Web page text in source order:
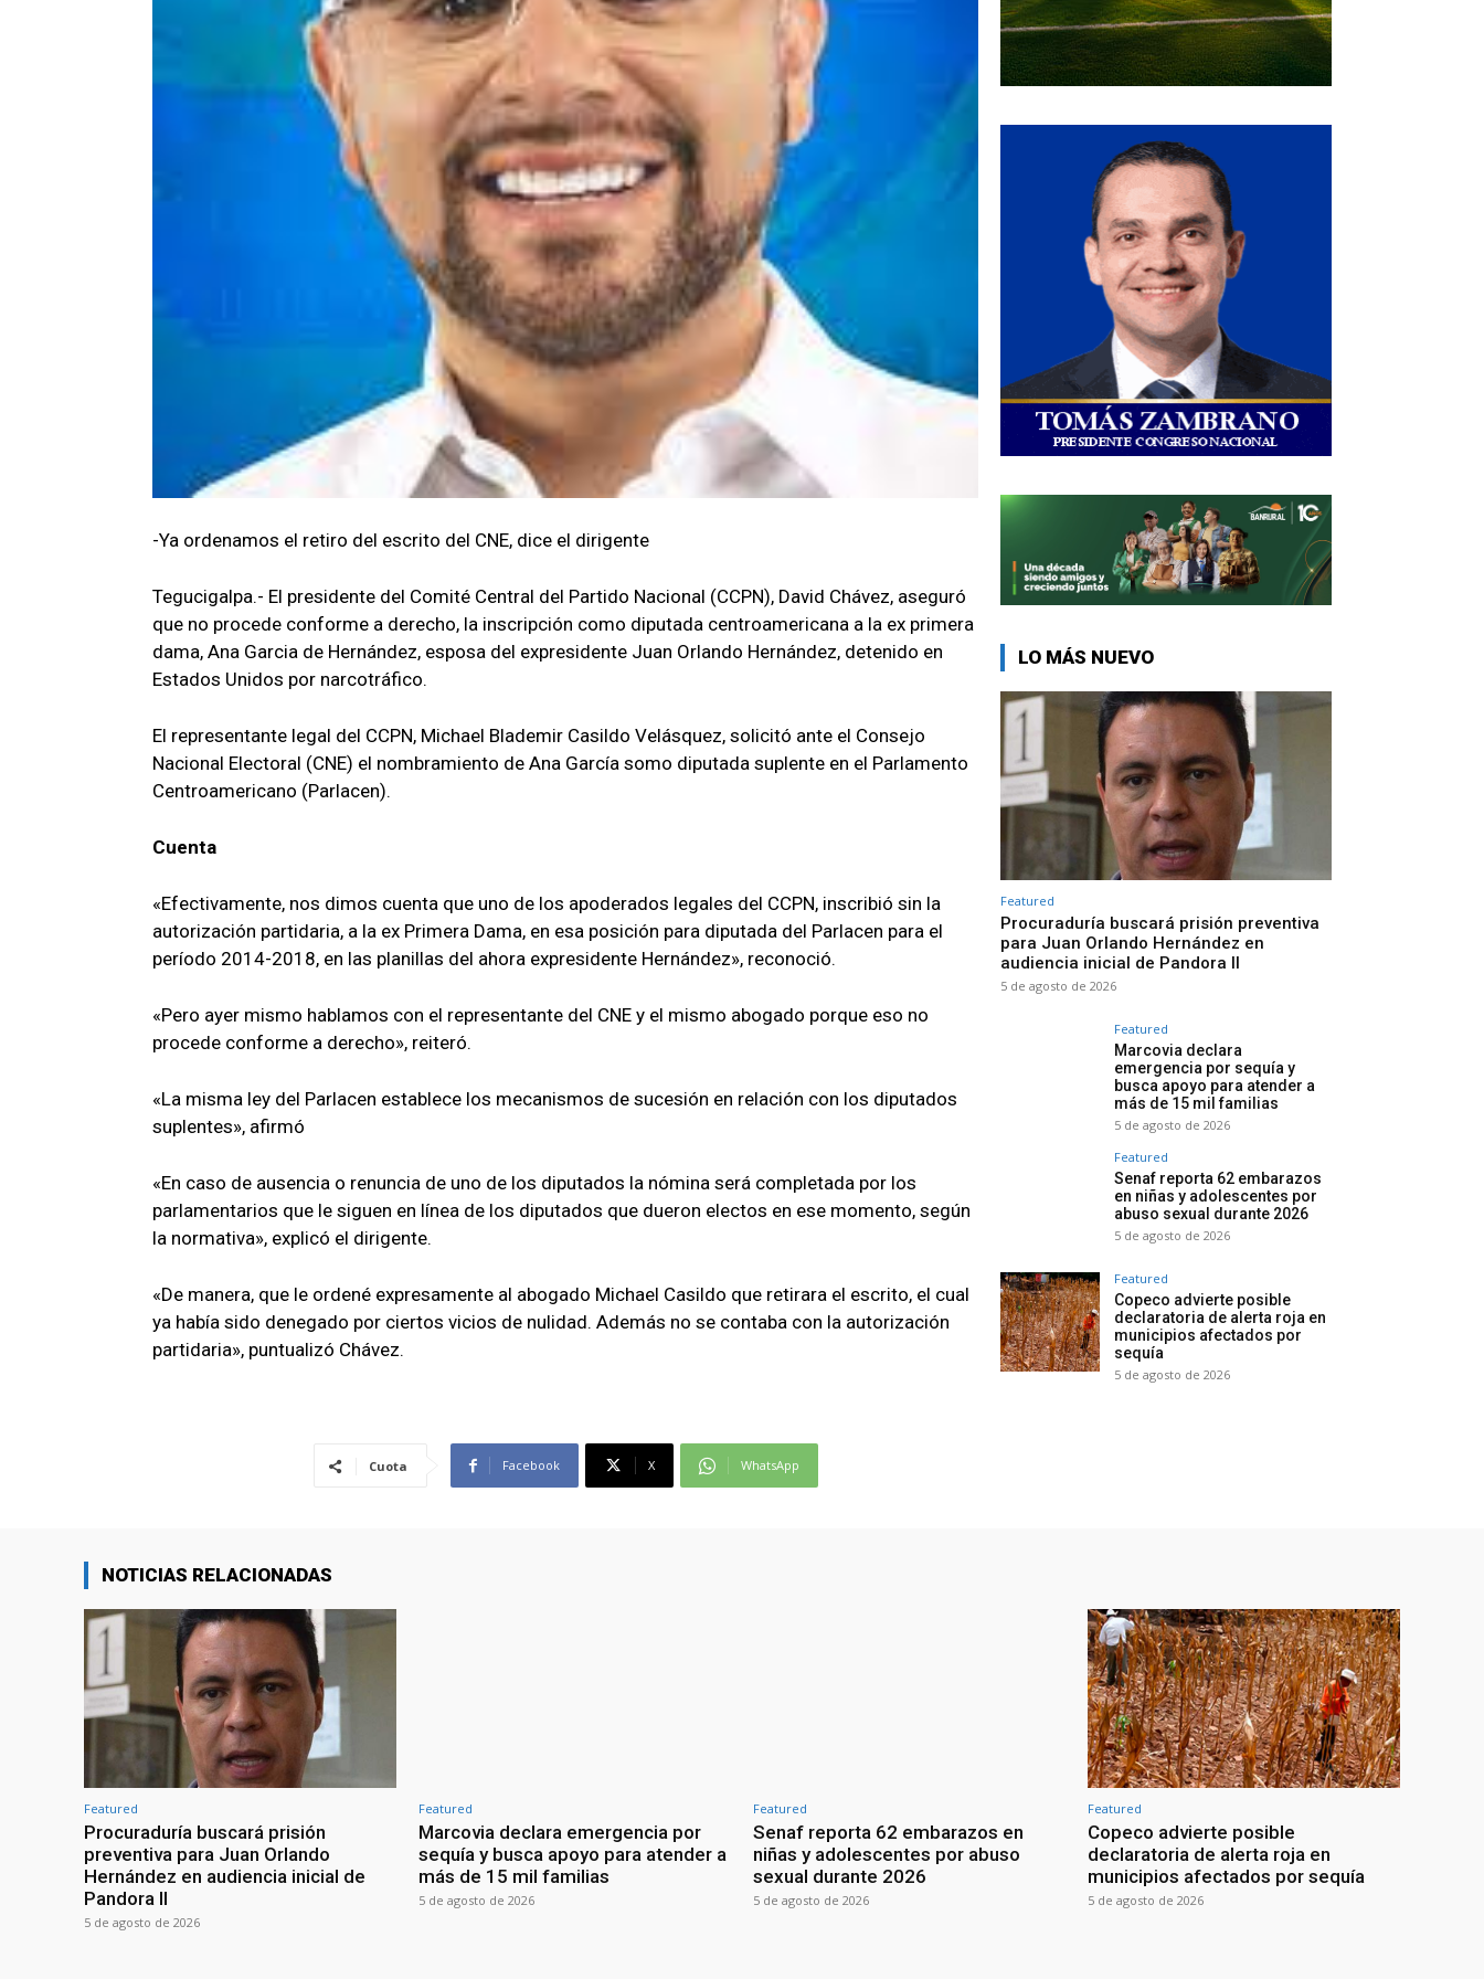
-Ya ordenamos el retiro del escrito del CNE, dice el dirigente
Tegucigalpa.- El presidente del Comité Central del Partido Nacional (CCPN), David Chávez, aseguró
que no procede conforme a derecho, la inscripción como diputada centroamericana a la ex primera
dama, Ana Garcia de Hernández, esposa del expresidente Juan Orlando Hernández, detenido en
Estados Unidos por narcotráfico.
El representante legal del CCPN, Michael Blademir Casildo Velásquez, solicitó ante el Consejo
Nacional Electoral (CNE) el nombramiento de Ana García somo diputada suplente en el Parlamento
Centroamericano (Parlacen).
Cuenta
«Efectivamente, nos dimos cuenta que uno de los apoderados legales del CCPN, inscribió sin la
autorización partidaria, a la ex Primera Dama, en esa posición para diputada del Parlacen para el
período 2014-2018, en las planillas del ahora expresidente Hernández», reconoció.
«Pero ayer mismo hablamos con el representante del CNE y el mismo abogado porque eso no
procede conforme a derecho», reiteró.
«La misma ley del Parlacen establece los mecanismos de sucesión en relación con los diputados
suplentes», afirmó
«En caso de ausencia o renuncia de uno de los diputados la nómina será completada por los
parlamentarios que le siguen en línea de los diputados que dueron electos en ese momento, según
la normativa», explicó el dirigente.
«De manera, que le ordené expresamente al abogado Michael Casildo que retirara el escrito, el cual
ya había sido denegado por ciertos vicios de nulidad. Además no se contaba con la autorización
partidaria», puntualizó Chávez.
Cuota Facebook X WhatsApp
LO MÁS NUEVO
Featured
Procuraduría buscará prisión preventiva
para Juan Orlando Hernández en
audiencia inicial de Pandora II
5 de agosto de 2026
Featured
Marcovia declara
emergencia por sequía y
busca apoyo para atender a
más de 15 mil familias
5 de agosto de 2026
Featured
Senaf reporta 62 embarazos
en niñas y adolescentes por
abuso sexual durante 2026
5 de agosto de 2026
Featured
Copeco advierte posible
declaratoria de alerta roja en
municipios afectados por
sequía
5 de agosto de 2026
NOTICIAS RELACIONADAS
Featured
Procuraduría buscará prisión
preventiva para Juan Orlando
Hernández en audiencia inicial de
Pandora II
5 de agosto de 2026
Featured
Marcovia declara emergencia por
sequía y busca apoyo para atender a
más de 15 mil familias
5 de agosto de 2026
Featured
Senaf reporta 62 embarazos en
niñas y adolescentes por abuso
sexual durante 2026
5 de agosto de 2026
Featured
Copeco advierte posible
declaratoria de alerta roja en
municipios afectados por sequía
5 de agosto de 2026